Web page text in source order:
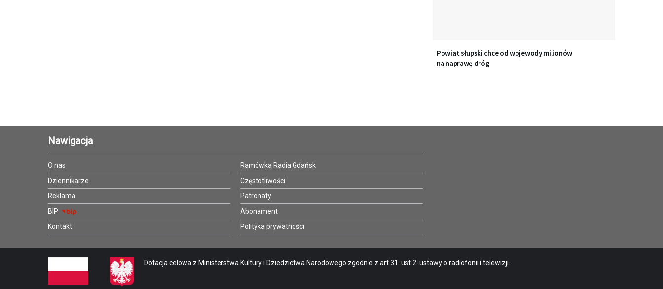
Powiat słupski chce od wojewody milionów
na naprawę dróg
Nawigacja
O nas
Dziennikarze
Reklama
BIP
Kontakt
Ramówka Radia Gdańsk
Częstotliwości
Patronaty
Abonament
Polityka prywatności
Dotacja celowa z Ministerstwa Kultury i Dziedzictwa Narodowego zgodnie z art.31. ust.2. ustawy o radiofonii i telewizji.